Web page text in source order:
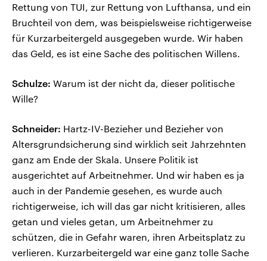
Rettung von TUI, zur Rettung von Lufthansa, und ein
Bruchteil von dem, was beispielsweise richtigerweise
für Kurzarbeitergeld ausgegeben wurde. Wir haben
das Geld, es ist eine Sache des politischen Willens.
Schulze: Warum ist der nicht da, dieser politische
Wille?
Schneider: Hartz-IV-Bezieher und Bezieher von
Altersgrundsicherung sind wirklich seit Jahrzehnten
ganz am Ende der Skala. Unsere Politik ist
ausgerichtet auf Arbeitnehmer. Und wir haben es ja
auch in der Pandemie gesehen, es wurde auch
richtigerweise, ich will das gar nicht kritisieren, alles
getan und vieles getan, um Arbeitnehmer zu
schützen, die in Gefahr waren, ihren Arbeitsplatz zu
verlieren. Kurzarbeitergeld war eine ganz tolle Sache